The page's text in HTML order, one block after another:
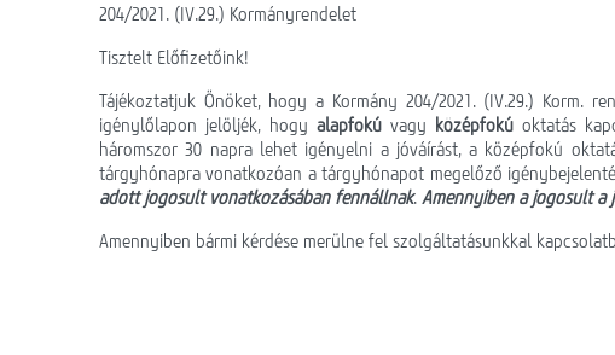
204/2021. (IV.29.) Kormányrendelet
Tisztelt Előfizetőink!
Tájékoztatjuk Önöket, hogy a Kormány 204/2021. (IV.29.) Korm.
igénylőlapon jelöljék, hogy alapfokú vagy középfokú oktatás
háromszor 30 napra lehet igényelni a jóváírást, a középfokú
tárgyhónapra vonatkozóan a tárgyhónapot megelőző
adott jogosult vonatkozásában fennállnak. Amennyiben a jogosult a
Amennyiben bármi kérdése merülne fel szolgáltatásunkkal